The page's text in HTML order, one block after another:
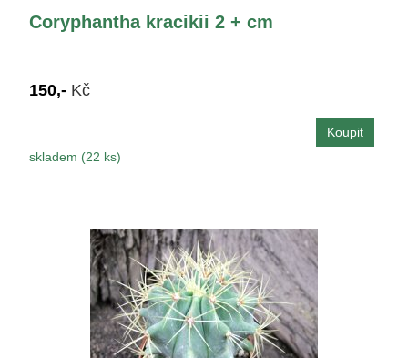
Coryphantha kracikii 2 + cm
150,- Kč
skladem (22 ks)